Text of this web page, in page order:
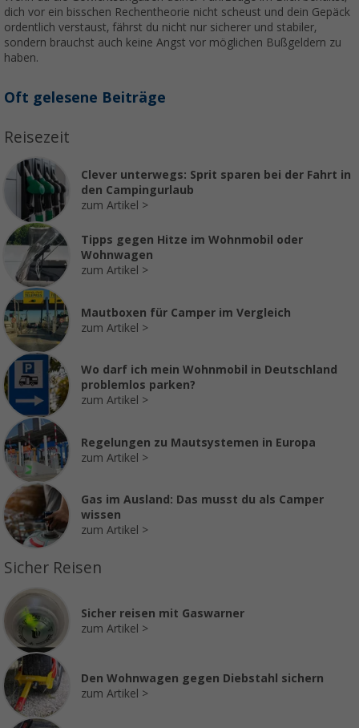
dich vor ein bisschen Rechentheorie nicht scheust und dein Gepäck
ordentlich verstaust, fährst du nicht nur sicherer und stabiler,
sondern brauchst auch keine Angst vor möglichen Bußgeldern zu
haben.
Oft gelesene Beiträge
Reisezeit
Clever unterwegs: Sprit sparen bei der Fahrt in
den Campingurlaub
zum Artikel
Tipps gegen Hitze im Wohnmobil oder
Wohnwagen
zum Artikel
Mautboxen für Camper im Vergleich
zum Artikel
Wo darf ich mein Wohnmobil in Deutschland
problemlos parken?
zum Artikel
Regelungen zu Mautsystemen in Europa
zum Artikel
Gas im Ausland: Das musst du als Camper
wissen
zum Artikel
Sicher Reisen
Sicher reisen mit Gaswarner
zum Artikel
Den Wohnwagen gegen Diebstahl sichern
zum Artikel